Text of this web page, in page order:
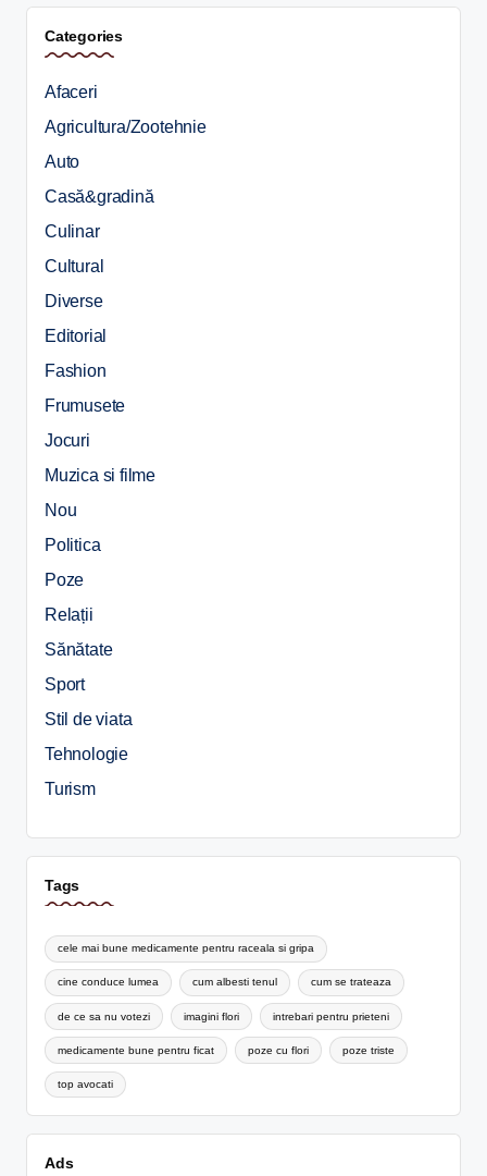
Categories
Afaceri
Agricultura/Zootehnie
Auto
Casă&gradină
Culinar
Cultural
Diverse
Editorial
Fashion
Frumusete
Jocuri
Muzica si filme
Nou
Politica
Poze
Relații
Sănătate
Sport
Stil de viata
Tehnologie
Turism
Tags
cele mai bune medicamente pentru raceala si gripa
cine conduce lumea cum albesti tenul cum se trateaza
de ce sa nu votezi imagini flori intrebari pentru prieteni
medicamente bune pentru ficat poze cu flori poze triste
top avocati
Ads